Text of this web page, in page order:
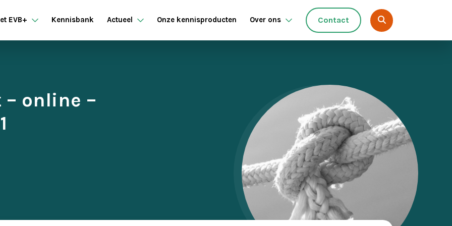
EVB+ Kennisbank Actueel Onze kennisproducten Over ons Contact
online –